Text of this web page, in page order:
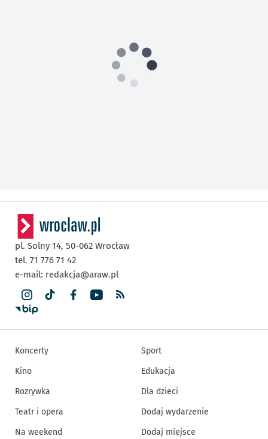
pl. Solny 14, 50-062 Wrocław
tel. 71 776 71 42
e-mail: redakcja@araw.pl
Koncerty
Kino
Rozrywka
Teatr i opera
Na weekend
Sport
Edukacja
Dla dzieci
Dodaj wydarzenie
Dodaj miejsce